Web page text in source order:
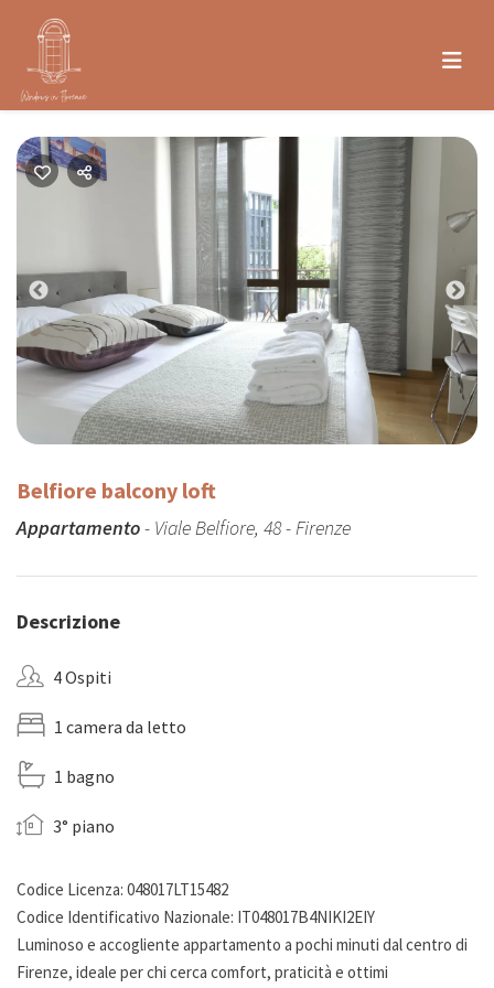
Previous
Belfiore balcony loft
Appartamento- Viale Belfiore, 48 - Firenze
Descrizione
4 Ospiti
1 camera da letto
1 bagno
3° piano
Codice Licenza: 048017LT15482
Codice Identificativo Nazionale: IT048017B4NIKI2EIY
Luminoso e accogliente appartamento a pochi minuti dal centro di
Firenze, ideale per chi cerca comfort, praticità e ottimi